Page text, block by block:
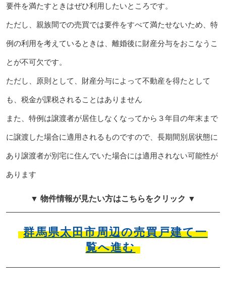
要件を満たすときはぜひ利用したいところです。
ただし、親族間での売買では要件をすべて満たせないため、特
例の利用を考えているときは、離婚後に財産分与をおこなうこ
とが不可欠です。
ただし、原則として、財産分与によって不動産を得たとして
も、税金が課税されることはありません
また、特例は譲渡者が居住しなくなってから３年目の年末まで
に譲渡した場合に適用されるものですので、長期間別居状態に
あり譲渡者が別宅に住んでいた場合には適用されない可能性が
あります
▼ 物件情報が見たい方はこちらをクリック ▼
群馬県太田市周辺の売買戸建て一
覧へ進む